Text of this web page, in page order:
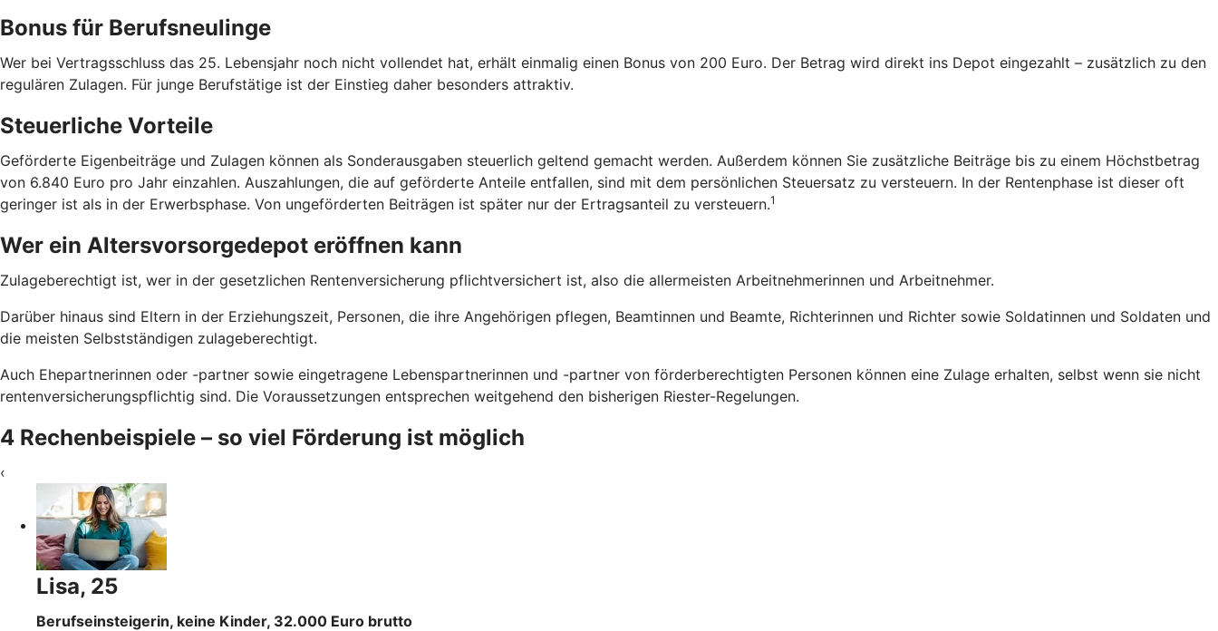
Bonus für Berufsneulinge
Wer bei Vertragsschluss das 25. Lebensjahr noch nicht vollendet hat, erhält einmalig einen Bonus von 200 Euro. Der Betrag wird direkt ins Depot eingezahlt – zusätzlich zu den
regulären Zulagen. Für junge Berufstätige ist der Einstieg daher besonders attraktiv.
Steuerliche Vorteile
Geförderte Eigenbeiträge und Zulagen können als Sonderausgaben steuerlich geltend gemacht werden. Außerdem können Sie zusätzliche Beiträge bis zu einem Höchstbetrag
von 6.840 Euro pro Jahr einzahlen. Auszahlungen, die auf geförderte Anteile entfallen, sind mit dem persönlichen Steuersatz zu versteuern. In der Rentenphase ist dieser oft
geringer ist als in der Erwerbsphase. Von ungeförderten Beiträgen ist später nur der Ertragsanteil zu versteuern.1
Wer ein Altersvorsorgedepot eröffnen kann
Zulageberechtigt ist, wer in der gesetzlichen Rentenversicherung pflichtversichert ist, also die allermeisten Arbeitnehmerinnen und Arbeitnehmer.
Darüber hinaus sind Eltern in der Erziehungszeit, Personen, die ihre Angehörigen pflegen, Beamtinnen und Beamte, Richterinnen und Richter sowie Soldatinnen und Soldaten und
die meisten Selbstständigen zulageberechtigt.
Auch Ehepartnerinnen oder -partner sowie eingetragene Lebenspartnerinnen und -partner von förderberechtigten Personen können eine Zulage erhalten, selbst wenn sie nicht
rentenversicherungspflichtig sind. Die Voraussetzungen entsprechen weitgehend den bisherigen Riester-Regelungen.
4 Rechenbeispiele – so viel Förderung ist möglich
‹
Lisa, 25
Berufseinsteigerin, keine Kinder, 32.000 Euro brutto